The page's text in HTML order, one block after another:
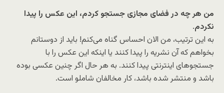
من هر چه در فضای مجازی جستجو کردم، این عکس را پیدا
نکردم.
به این ترتیب، من الان احساس گناه می‌کنم! باید از دوستانم
بخواهم که آن نشریه را پیدا کنند یا اینکه این عکس را با
جستجوهای اینترنتی پیدا کنند. به هر حال اگر چنین عکسی بوده
باشد و منتشر شده باشد، کار مخالفان شاملو است.